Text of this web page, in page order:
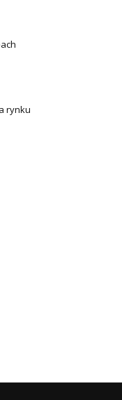
rynku